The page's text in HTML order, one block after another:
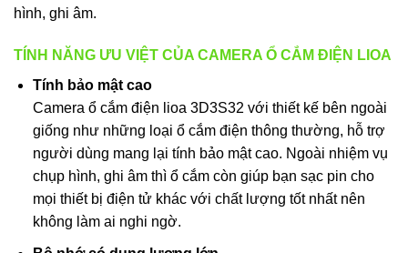
hình, ghi âm.
TÍNH NĂNG ƯU VIỆT CỦA CAMERA Ổ CẮM ĐIỆN LIOA
Tính bảo mật cao
Camera ổ cắm điện lioa 3D3S32 với thiết kế bên ngoài
giống như những loại ổ cắm điện thông thường, hỗ trợ
người dùng mang lại tính bảo mật cao. Ngoài nhiệm vụ
chụp hình, ghi âm thì ổ cắm còn giúp bạn sạc pin cho
mọi thiết bị điện tử khác với chất lượng tốt nhất nên
không làm ai nghi ngờ.